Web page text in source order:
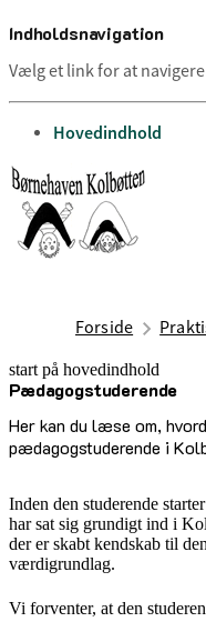
Indholdsnavigation
Vælg et link for at
gå til
Hovedindhold
Forside
start på hovedindhold
Pæ­da­gog­stu­de­ren­de
Her kan du læse om,
pædagogstuderende i
senest opdateret 29. oktober
Inden den studerende
har sat sig grundigt ind i
der er skabt kendskab til
værdigrundlag.
Vi forventer, at den